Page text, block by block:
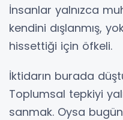
İnsanlar yalnızca
kendini dışlanmış,
hissettiği için öfkeli.
İktidarın burada
Toplumsal tepkiyi
sanmak. Oysa